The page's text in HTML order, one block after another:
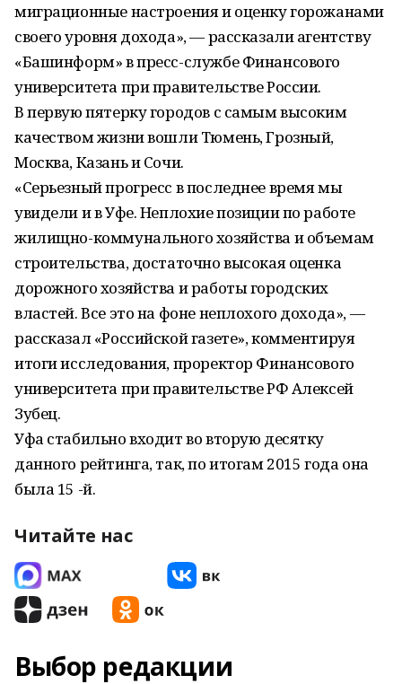
миграционные настроения и оценку горожанами
своего уровня дохода», — рассказали агентству
«Башинформ» в пресс-службе Финансового
университета при правительстве России.
В первую пятерку городов с самым высоким
качеством жизни вошли Тюмень, Грозный,
Москва, Казань и Сочи.
«Серьезный прогресс в последнее время мы
увидели и в Уфе. Неплохие позиции по работе
жилищно-коммунального хозяйства и объемам
строительства, достаточно высокая оценка
дорожного хозяйства и работы городских
властей. Все это на фоне неплохого дохода», —
рассказал «Российской газете», комментируя
итоги исследования, проректор Финансового
университета при правительстве РФ Алексей
Зубец.
Уфа стабильно входит во вторую десятку
данного рейтинга, так, по итогам 2015 года она
была 15 -й.
Читайте нас
Выбор редакции